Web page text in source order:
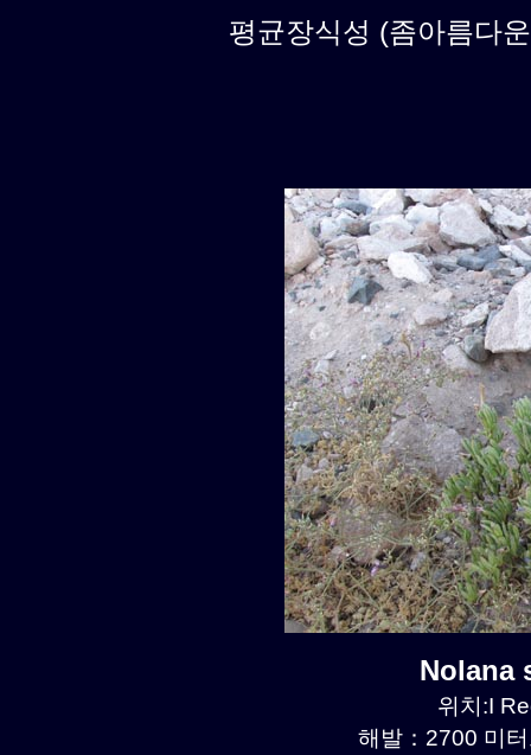
평균장식성 (좀아름다
Nolana
위치:I
해발：2700 미